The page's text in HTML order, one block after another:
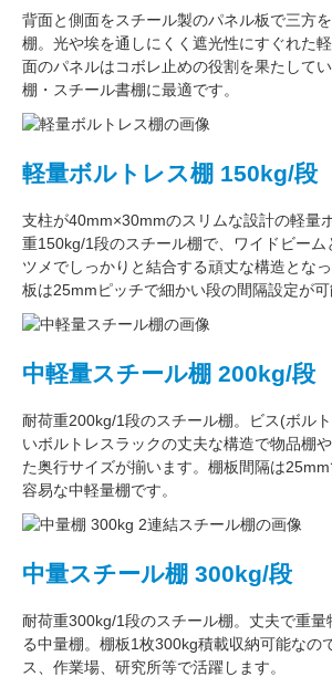
背面と側面をスチール製のパネル板で三方
棚。 光や埃を通しにくく遮光性にすぐれた
面のパネルはコボレ止めの役割を果たして
棚・スチール書棚に最適です。
軽量ボルトレス棚 150kg/段
支柱が40mm×30mmのスリムな設計の軽量
重150kg/1段のスチール棚で、ワイドビー
ツメでしっかりと結合する頑丈な構造とな
板は25mmピッチで細かい段の間隔設定が可
中軽量スチール棚 200kg/段
耐荷重200kg/1段のスチール棚。ビス(ボル
いボルトレスラックの丈夫な構造で物品棚
た奥行サイズが揃います。 棚板間隔は25mm
容易な中軽量棚です。
中量スチール棚 300kg/段
耐荷重300kg/1段のスチール棚。丈夫で重
る中量棚。 棚板1枚300kg積載収納可能なの
ス、作業場、研究所等で活躍します。